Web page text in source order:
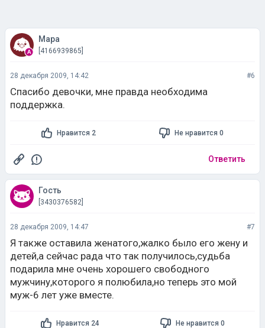
Мара
[4166939865]
28 декабря 2009, 14:42 #6
Спасибо девочки, мне правда необходима
поддержка.
Нравится 2 Не нравится 0
Ответить
Гость
[3430376582]
28 декабря 2009, 14:47 #7
Я также оставила женатого,жалко было его жену и
детей,а сейчас рада что так получилось,судьба
подарила мне очень хорошего свободного
мужчину,которого я полюбила,но теперь это мой
муж-6 лет уже вместе.
Нравится 24 Не нравится 0